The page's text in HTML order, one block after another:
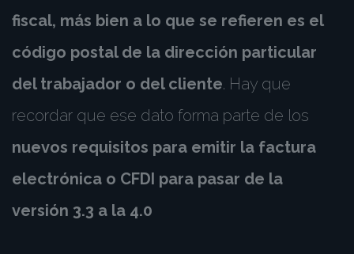
fiscal, más bien a lo que se refieren es el
código postal de la dirección particular
del trabajador o del cliente. Hay que
recordar que ese dato forma parte de los
nuevos requisitos para emitir la factura
electrónica o CFDI para pasar de la
versión 3.3 a la 4.0